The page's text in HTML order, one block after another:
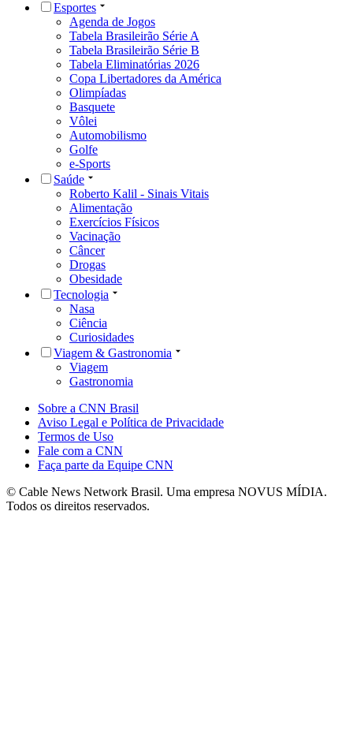
Esportes
Agenda de Jogos
Tabela Brasileirão Série A
Tabela Brasileirão Série B
Tabela Eliminatórias 2026
Copa Libertadores da América
Olimpíadas
Basquete
Vôlei
Automobilismo
Golfe
e-Sports
Saúde
Roberto Kalil - Sinais Vitais
Alimentação
Exercícios Físicos
Vacinação
Câncer
Drogas
Obesidade
Tecnologia
Nasa
Ciência
Curiosidades
Viagem & Gastronomia
Viagem
Gastronomia
Sobre a CNN Brasil
Aviso Legal e Política de Privacidade
Termos de Uso
Fale com a CNN
Faça parte da Equipe CNN
© Cable News Network Brasil. Uma empresa NOVUS MÍDIA.
Todos os direitos reservados.